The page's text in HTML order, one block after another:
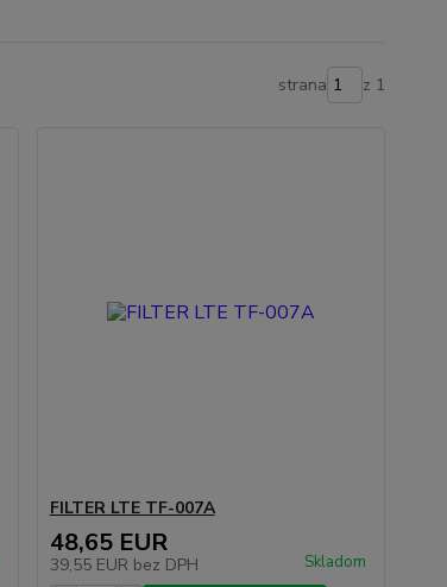
strana z 1
FILTER LTE TF-007A
48,65 EUR
39,55 EUR bez DPH Skladom